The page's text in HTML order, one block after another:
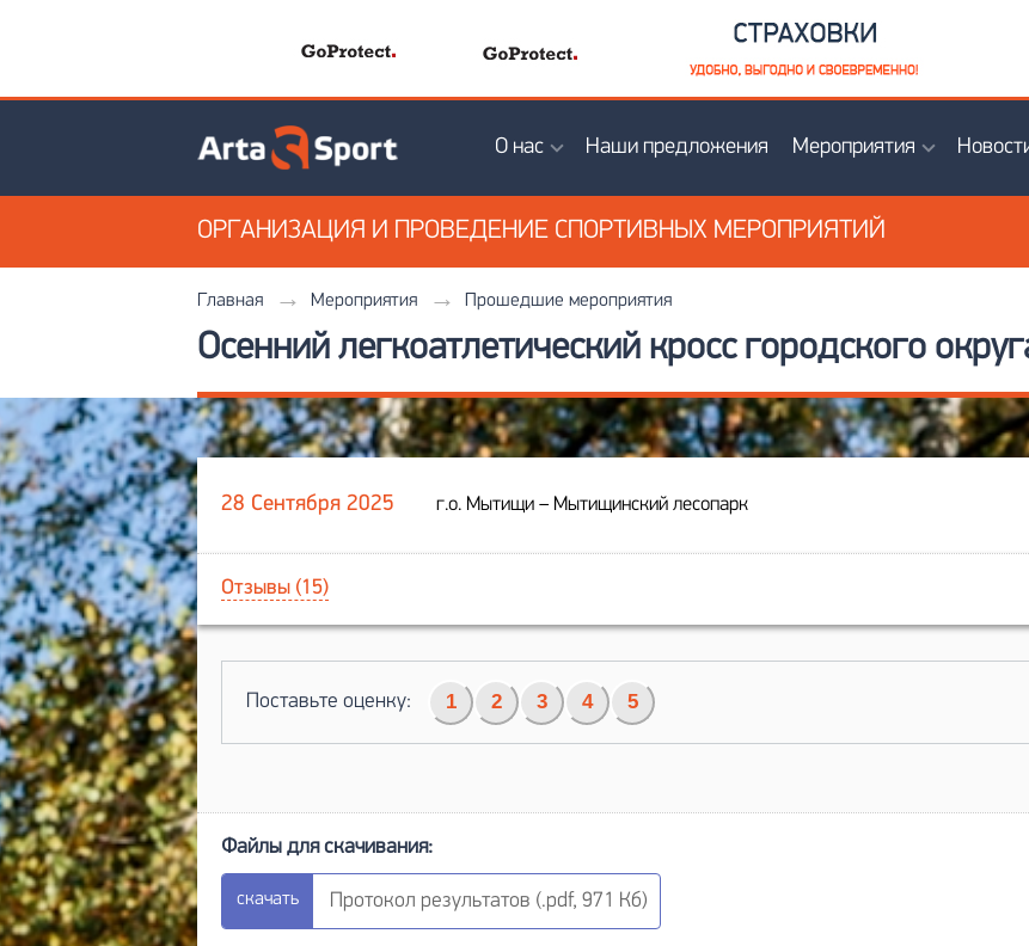
О нас Наши предложения Мероприятия
ОРГАНИЗАЦИЯ И ПРОВЕДЕНИЕ СПОРТИВНЫХ МЕРОПРИЯТИЙ
Главная Мероприятия Прошедшие мероприятия
Осенний легкоатлетический кросс городского
28 Сентября 2025 г.о. Мытищи – Мытищинский лесопарк
Отзывы (15)
Поставьте оценку: 1 2 3 4 5
Протокол результатов (.pdf, 971 Кб)